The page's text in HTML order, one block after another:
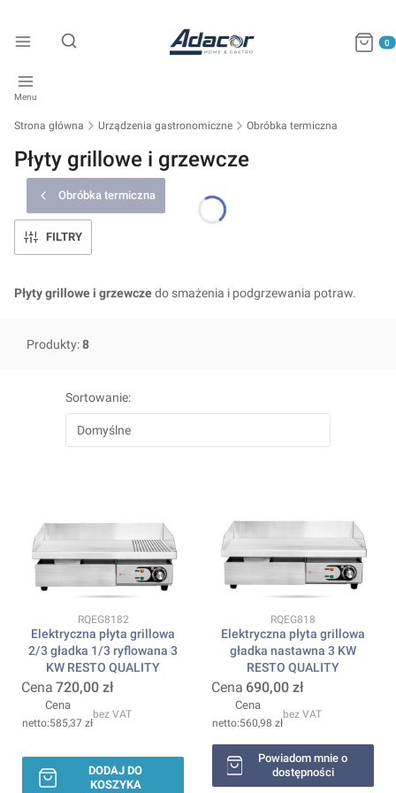
Otwórz wyszukiwarkę
Menu
Strona główna Urządzenia gastronomiczne Obróbka termiczna
Płyty grillowe i grzewcze
Obróbka termiczna
FILTRY
Płyty grillowe i grzewczedo smażenia i podgrzewania potraw.
Produkty:8
Sortowanie:
Domyślne
Kod produktu
RQEG8182
Elektryczna płyta grillowa
2/3 gładka 1/3 ryflowana 3
KW RESTO QUALITY
Cena 720,00 zł
Cena
585,37 zł
bez VAT
DODAJ DO
KOSZYKA
Kod produktu
RQEG818
Elektryczna płyta grillowa
gładka nastawna 3 KW
RESTO QUALITY
Cena 690,00 zł
Cena
560,98 zł
bez VAT
Powiadom mnie o
dostępności